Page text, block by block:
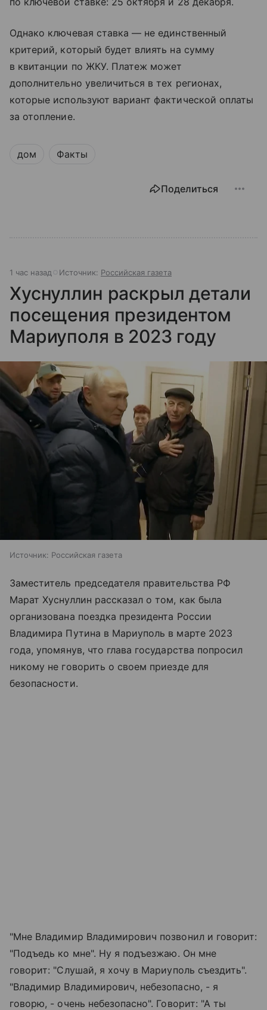
Однако ключевая ставка — не единственный
критерий, который будет влиять на сумму
в квитанции по ЖКУ. Платеж может
дополнительно увеличиться в тех регионах,
которые используют вариант фактической оплаты
за отопление.
дом Факты
Поделиться
1 час назад Источник: Российская газета
Хуснуллин раскрыл детали
посещения президентом
Мариуполя в 2023 году
Источник: Российская газета
Заместитель председателя правительства РФ
Марат Хуснуллин рассказал о том, как была
организована поездка президента России
Владимира Путина в Мариуполь в марте 2023
года, упомянув, что глава государства попросил
никому не говорить о своем приезде для
безопасности.
"Мне Владимир Владимирович позвонил и говорит:
"Подъедь ко мне". Ну я подъезжаю. Он мне
говорит: "Слушай, я хочу в Мариуполь съездить".
"Владимир Владимирович, небезопасно, - я
говорю, - очень небезопасно". Говорит: "А ты